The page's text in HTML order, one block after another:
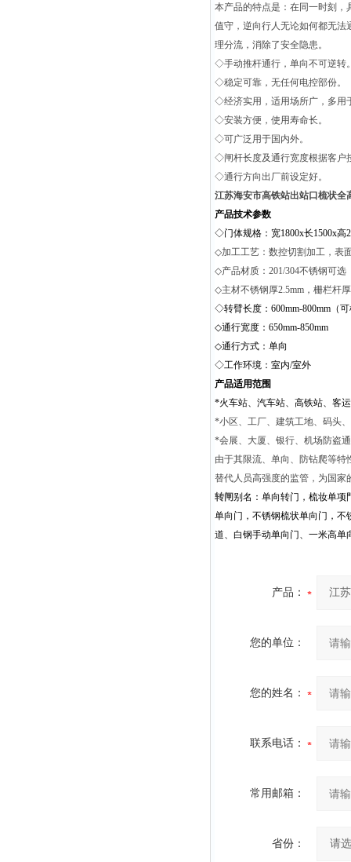
本产品的特点是：在同一时刻，
值守，逆向行人无论如何都无法
理分流，消除了安全隐患。
◇手动推杆通行，单向不可逆转
◇稳定可靠，无任何电控部份。
◇经济实用，适用场所广，多用
◇安装方便，使用寿命长。
◇可广泛用于国内外。
◇闸杆长度及通行宽度根据客户
◇通行方向出厂前设定好。
江苏海安市高铁站出站口梳状全
产品技术参数
◇门体规格：宽1800x长1500x高
◇加工工艺：数控切割加工，表
◇产品材质：201/304不锈钢可选
◇主材不锈钢厚2.5mm ， 栅栏杆厚
◇转臂长度： 600mm-800mm （
◇通行宽度： 650mm-850mm
◇通行方式：单向
◇工作环境：室内/室外
产品适用范围
*火车站、汽车站、高铁站、客
*小区、工厂、建筑工地、码头
*会展、大厦、银行、机场防盗
由于其限流、单向、防钻爬等
替代人员高强度的监管，为国家
转闸别名：单向转门，梳妆单项
单向门，不锈钢梳状单向门，不
道、白钢手动单向门、一米高单
产品：
您的单位：
您的姓名：
联系电话：
常用邮箱：
省份：